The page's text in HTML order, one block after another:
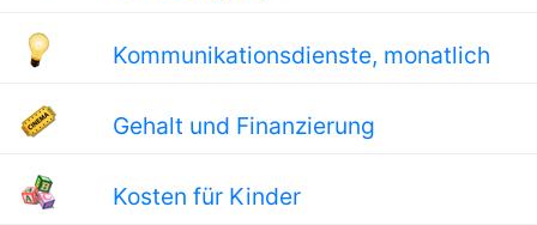
Kommunikationsdienste, monatlich
Gehalt und Finanzierung
Kosten für Kinder